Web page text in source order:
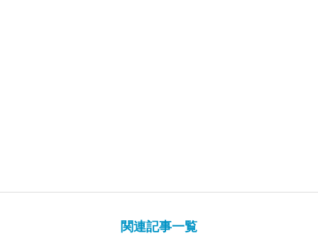
関連記事一覧